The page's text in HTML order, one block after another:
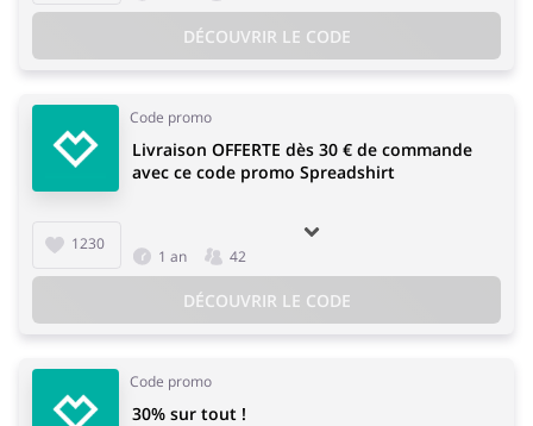
DÉCOUVRIR LE CODE
Code promo
1230
Livraison OFFERTE dès 30 € de commande
avec ce code promo Spreadshirt
1 an 42
DÉCOUVRIR LE CODE
Code promo
30% sur tout !